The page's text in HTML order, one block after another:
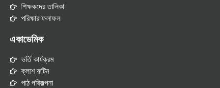
শিক্ষকদের তালিকা
পরিক্ষার ফলাফল
একাডেমিক
ভর্তি কার্যক্রম
ক্লাশ রুটিন
পাঠ পরিকল্পনা